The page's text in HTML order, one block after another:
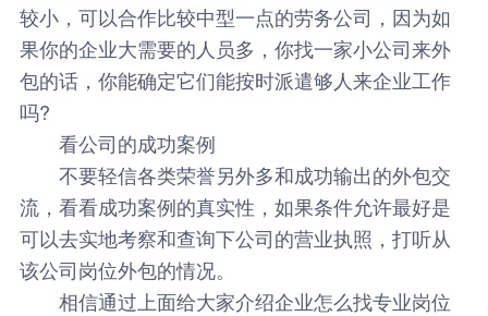
较小，可以合作比较中型一点的劳务公司，因为如
果你的企业大需要的人员多，你找一家小公司来外
包的话，你能确定它们能按时派遣够人来企业工作
吗?
看公司的成功案例
不要轻信各类荣誉另外多和成功输出的外包交
流，看看成功案例的真实性，如果条件允许最好是
可以去实地考察和查询下公司的营业执照，打听从
该公司岗位外包的情况。
相信通过上面给大家介绍企业怎么找专业岗位